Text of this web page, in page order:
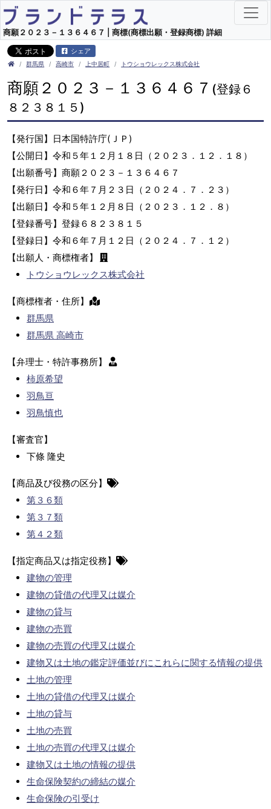
商願２０２３－１３６４６７ | 商標(商標出願・登録商標) 詳細
シェア
群馬県 高崎市 上中居町 トウショウレックス株式会社
商願２０２３－１３６４６７ (登録６
８２３８１５)
【発行国】日本国特許庁(ＪＰ)
【公開日】令和５年１２月１８日（２０２３．１２．１８）
【出願番号】商願２０２３－１３６４６７
【発行日】令和６年７月２３日（２０２４．７．２３）
【出願日】令和５年１２月８日（２０２３．１２．８）
【登録番号】登録６８２３８１５
【登録日】令和６年７月１２日（２０２４．７．１２）
【出願人・商標権者】
トウショウレックス株式会社
【商標権者・住所】
群馬県
群馬県 高崎市
【弁理士・特許事務所】
柿原希望
羽鳥亘
羽鳥慎也
【審査官】
下條 隆史
【商品及び役務の区分】
第３６類
第３７類
第４２類
【指定商品又は指定役務】
建物の管理
建物の貸借の代理又は媒介
建物の貸与
建物の売買
建物の売買の代理又は媒介
建物又は土地の鑑定評価並びにこれらに関する情報の提供
土地の管理
土地の貸借の代理又は媒介
土地の貸与
土地の売買
土地の売買の代理又は媒介
建物又は土地の情報の提供
生命保険契約の締結の媒介
生命保険の引受け